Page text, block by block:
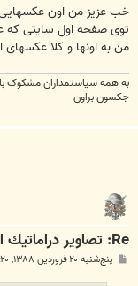
ت
خب عزیز من اون
توی صفحه اول سایتی که
من به اونها و کلا عکسهای
به همه سياستمداران مشکوک
جکسون براون
Re: تصاوير دراماتيك از جنگ جهاني دوم
پ پنج‌شنبه ۲۰ فروردین ۱۳۸۸, ۸:۲۰ ق.ظ